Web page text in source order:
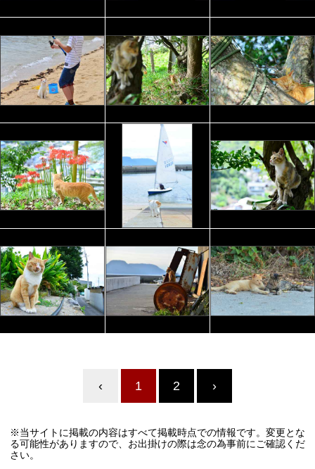
‹ 1 2 ›
※当サイトに掲載の内容はすべて掲載時点での情報です。変更とな
る可能性がありますので、お出掛けの際は念の為事前にご確認くだ
さい。